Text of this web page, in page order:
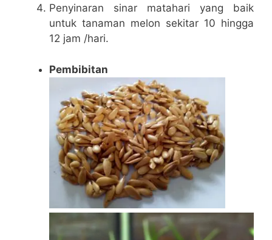
Penyinaran sinar matahari yang baik
untuk tanaman melon sekitar 10 hingga
12 jam /hari.
Pembibitan